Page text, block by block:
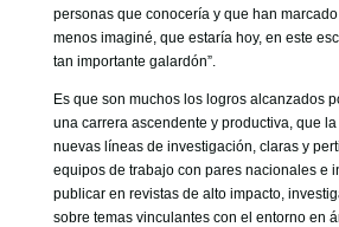
personas que conocería y que han
menos imaginé, que estaría hoy, en este
tan importante galardón”.
Es que son muchos los logros alcanzados
una carrera ascendente y productiva, que
nuevas líneas de investigación, claras y
equipos de trabajo con pares nacionales e
publicar en revistas de alto impacto,
sobre temas vinculantes con el entorno en